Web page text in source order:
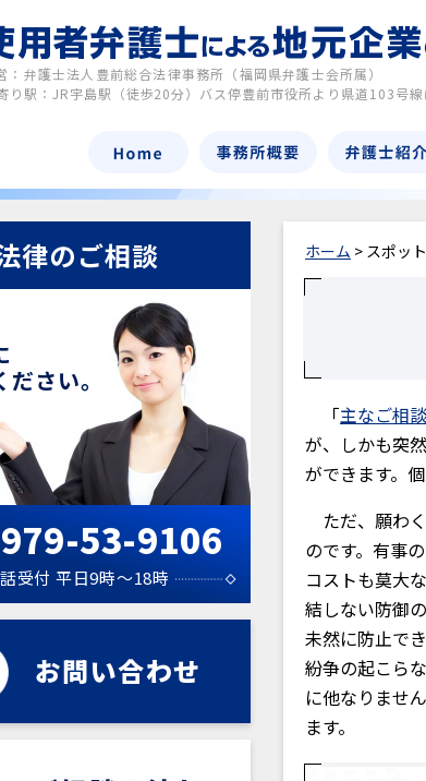
：弁護士法人豊前総合法律事務所（福岡県弁護士会所属）
り駅：JR宇島駅（徒歩20分）バス停豊前市役所より県道103号
ホーム > スポッ
「主なご相
が、しかも突
ができます。
ただ、願わ
のです。有事
コストも莫大
結しない防御
未然に防止で
紛争の起こら
に他なりませ
ます。
律のご相談
さい。
53-9106
受付 平日9時～18時
お問い合わせ
お問い合わせ